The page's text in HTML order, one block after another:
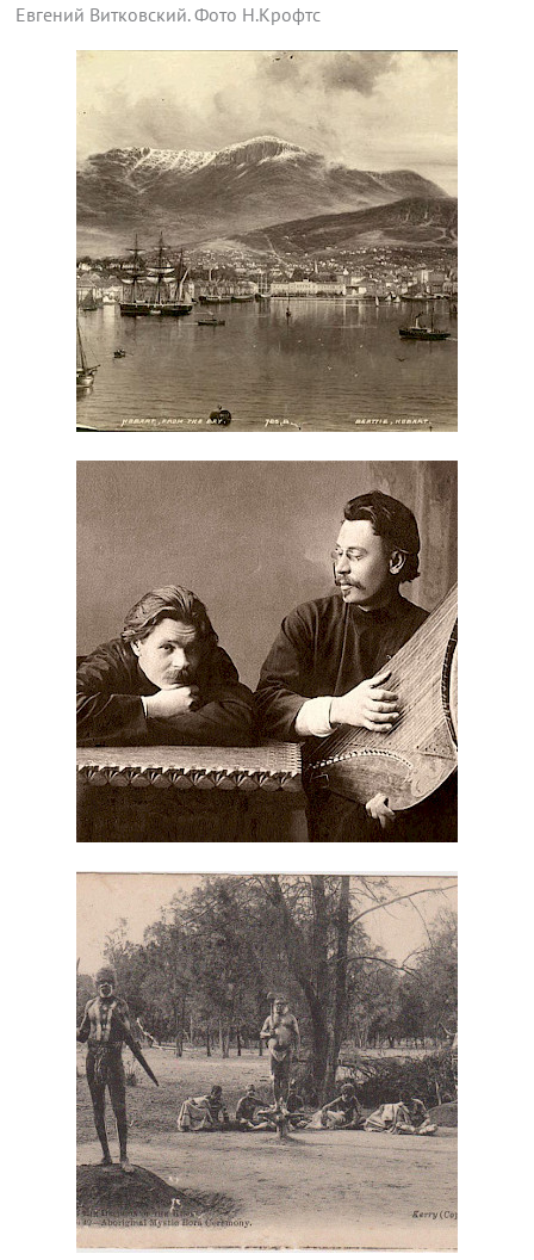
Евгений Витковский. Фото Н.Крофтс